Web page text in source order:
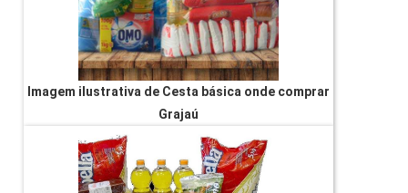
Imagem ilustrativa de Cesta básica onde comprar
Grajaú